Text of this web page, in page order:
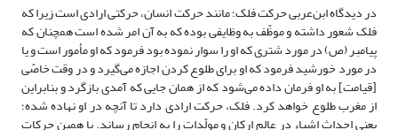
در دیدگاه ابن‌عربی حرکت فلک؛ مانند حرکت انسان، حرکتی ارادی است زیرا که
فلک شعور داشته و موظّف به وظایفی بوده که به آن امر شده است همچنان که
پیامبر (ص) در مورد شتری که او را سوار نموده بود فرمود که او مأمور است و یا
در مورد خورشید فرمود که او برای طلوع کردن اجازه می‌گیرد و در وقت خاصّی
[قیامت] به او فرمان داده می‌شود که از همان جایی که آمدی بازگرد و بنابراین
از مغرب طلوع خواهد کرد. فلک، حرکت ارادی دارد تا آنچه در او نهاده شده؛
یعنی احداث اشیاء در عالم ارکان و مولّدات را به انجام رساند. با همین حرکاتِ